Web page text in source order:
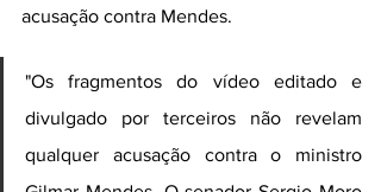
acusação contra Mendes.
"Os fragmentos do vídeo editado e
divulgado por terceiros não revelam
qualquer acusação contra o ministro